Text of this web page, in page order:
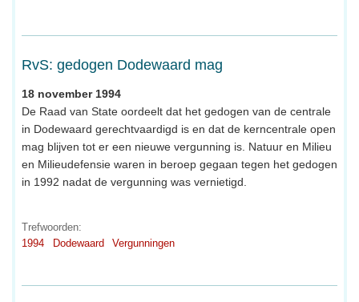
RvS: gedogen Dodewaard mag
18 november 1994
De Raad van State oordeelt dat het gedogen van de centrale
in Dodewaard gerechtvaardigd is en dat de kerncentrale open
mag blijven tot er een nieuwe vergunning is. Natuur en Milieu
en Milieudefensie waren in beroep gegaan tegen het gedogen
in 1992 nadat de vergunning was vernietigd.
Trefwoorden:
1994
Dodewaard Vergunningen